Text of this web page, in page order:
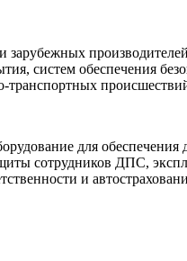
систем обеспечения
транспортных
для
сотрудников ДПС,
и